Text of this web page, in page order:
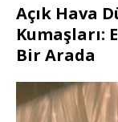
Açık Hava
Kumaşları:
Bir Arada